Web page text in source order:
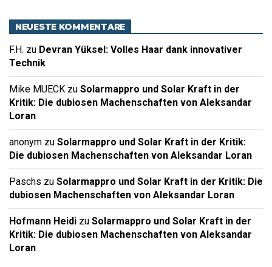
NEUESTE KOMMENTARE
F.H. zu Devran Yüksel: Volles Haar dank innovativer
Technik
Mike MUECK zu Solarmappro und Solar Kraft in der
Kritik: Die dubiosen Machenschaften von Aleksandar
Loran
anonym zu Solarmappro und Solar Kraft in der Kritik:
Die dubiosen Machenschaften von Aleksandar Loran
Paschs zu Solarmappro und Solar Kraft in der Kritik: Die
dubiosen Machenschaften von Aleksandar Loran
Hofmann Heidi zu Solarmappro und Solar Kraft in der
Kritik: Die dubiosen Machenschaften von Aleksandar
Loran